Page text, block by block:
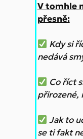
V tomhle
přesně:
Kdy si
nedává
Co říct
přirozené,
Jak to
se ti fakt